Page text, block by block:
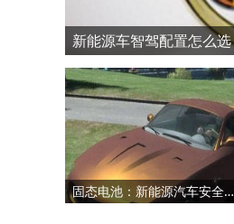
固态电池：新能源汽车安全续航双突破，产业链投资机遇浮现